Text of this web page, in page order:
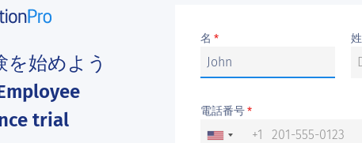
を始めよう
trial
名 * 姓
電話番号*
+1